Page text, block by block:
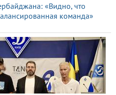
«Видно, что
команда»